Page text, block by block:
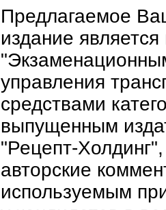
Предлагаемое
издание
управления
средствами
выпущенным
"Рецепт-
авторские
используемым